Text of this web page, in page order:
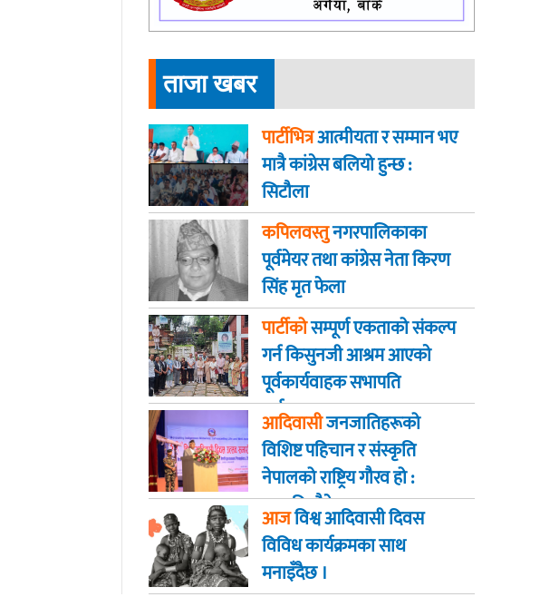
ताजा खबर
पार्टीभित्रआत्मीयता र सम्मान भए
मात्रै कांग्रेस बलियो हुन्छ :
सिटौला
कपिलवस्तुनगरपालिकाका
पूर्वमेयर तथा कांग्रेस नेता किरण
सिंह मृत फेला
पार्टीकोसम्पूर्ण एकताको संकल्प
गर्न किसुनजी आश्रम आएकाे
पूर्वकार्यवाहक सभापति
पूर्णबहादुर खड्का
आदिवासीजनजातिहरूको
विशिष्ट पहिचान र संस्कृति
नेपालको राष्ट्रिय गौरव हो :
राष्ट्रपति पौडेल
आजविश्व आदिवासी दिवस
विविध कार्यक्रमका साथ
मनाइँदैछ ।